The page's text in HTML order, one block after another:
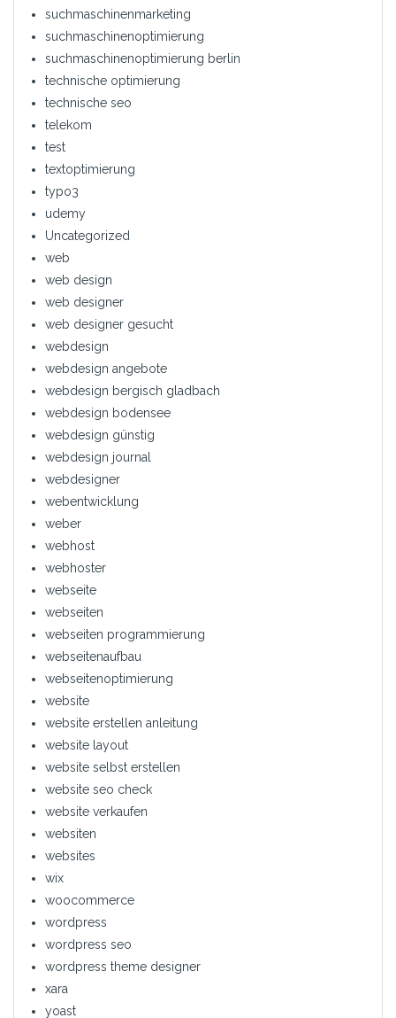
suchmaschinenmarketing
suchmaschinenoptimierung
suchmaschinenoptimierung berlin
technische optimierung
technische seo
telekom
test
textoptimierung
typo3
udemy
Uncategorized
web
web design
web designer
web designer gesucht
webdesign
webdesign angebote
webdesign bergisch gladbach
webdesign bodensee
webdesign günstig
webdesign journal
webdesigner
webentwicklung
weber
webhost
webhoster
webseite
webseiten
webseiten programmierung
webseitenaufbau
webseitenoptimierung
website
website erstellen anleitung
website layout
website selbst erstellen
website seo check
website verkaufen
websiten
websites
wix
woocommerce
wordpress
wordpress seo
wordpress theme designer
xara
yoast